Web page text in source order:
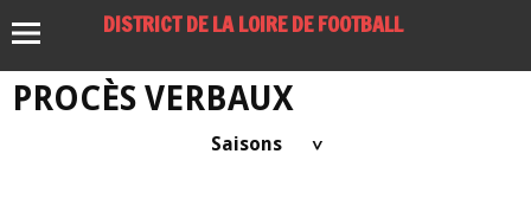
DISTRICT DE LA LOIRE DE FOOTBALL
PROCÈS VERBAUX
Saisons >